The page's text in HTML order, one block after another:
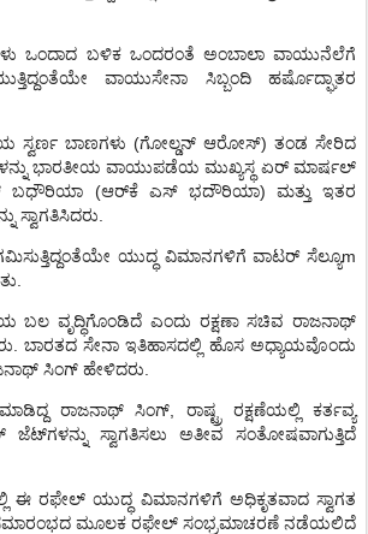
ಒಂದಾದ ಬಳಿಕ ಒಂದರಂತೆ ಅಂಬಾಲಾ ವಾಯುನೆಲೆಗೆ
ವಾಯುಸೇನಾ ಸಿಬ್ಬಂದಿ
ಹರ್ಷೊದ್ಘಾತರ
ಸ್ವರ್ಣ ಬಾಣಗಳು (ಗೋಲ್ಡನ್ ಆರೋಸ್) ತಂಡ ಸೇರಿದ
ಭಾರತೀಯ ವಾಯುಪಡೆಯ ಮುಖ್ಯಸ್ಥ ಏರ್ ಮಾರ್ಷಲ್
ಬಧೌರಿಯಾ (ಆರ್ಕೆ ಎಸ್ ಭದೌರಿಯಾ) ಮತ್ತು
ಇತರ
ಸ್ವಾಗತಿಸಿದರು
ಯುದ್ಧ ವಿಮಾನಗಳಿಗೆ ವಾಟರ್ ಸೆಲ್ಯೂm
ಬಲ ವೃದ್ಧಿಗೊಂಡಿದೆ ಎಂದು ರಕ್ಷಣಾ ಸಚಿವ ರಾಜನಾಥ್
ಬಾರತದ ಸೇನಾ ಇತಿಹಾಸದಲ್ಲಿ ಹೊಸ ಅಧ್ಯಾಯವೊಂದು
ಸಿಂಗ್ ಹೇಳಿದರು
ಮಾಡಿದ್ದ ರಾಜನಾಥ್ ಸಿಂಗ್ ,ರಾಷ್ಟ್ರ ರಕ್ಷಣೆಯಲ್ಲಿ
ಕರ್ತವ್ಯ
ಜೆಟ್ಗಳನ್ನು ಸ್ವಾಗತಿಸಲು ಅತೀವ
ಸಂತೋಷವಾಗುತ್ತಿದೆ
ಈ ರಫೇಲ್ ಯುದ್ಧ ವಿಮಾನಗಳಿಗೆ ಅಧಿಕೃತವಾದ ಸ್ವಾಗತ
ಮೂಲಕ ರಫೇಲ್ ಸಂಭ್ರಮಾಚರಣೆ ನಡೆಯಲಿದೆ